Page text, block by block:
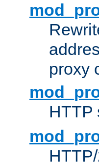
proxy
HTTP